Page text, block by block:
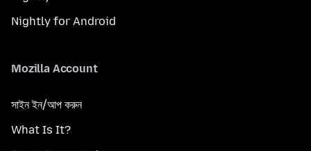
Nightly for Android
Mozilla Account
সাইন ইন/আপ করুন
What Is It?